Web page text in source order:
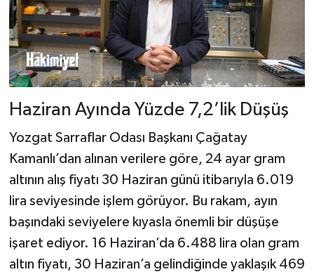
Haziran Ayında Yüzde 7,2’lik Düşüş
Yozgat Sarraflar Odası Başkanı Çağatay
Kamanlı’dan alınan verilere göre, 24 ayar gram
altının alış fiyatı 30 Haziran günü itibarıyla 6.019
lira seviyesinde işlem görüyor. Bu rakam, ayın
başındaki seviyelere kıyasla önemli bir düşüşe
işaret ediyor. 16 Haziran’da 6.488 lira olan gram
altın fiyatı, 30 Haziran’a gelindiğinde yaklaşık 469